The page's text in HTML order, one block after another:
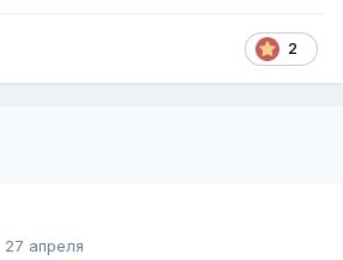
2
27 апреля